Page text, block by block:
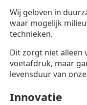
Wij geloven in
waar mogelijk
technieken.
Dit zorgt niet alleen
voetafdruk, maar
levensduur van
Innovatie